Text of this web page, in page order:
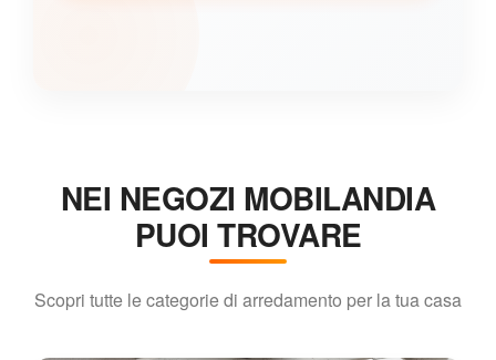
NEI NEGOZI MOBILANDIA
PUOI TROVARE
Scopri tutte le categorie di arredamento per la tua casa